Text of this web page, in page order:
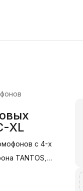
XL
с 4-х
TANTOS,
с
домофона,